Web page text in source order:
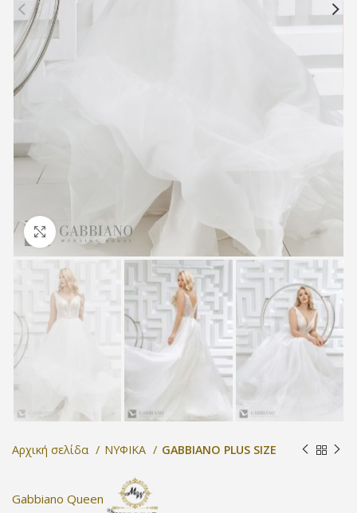
Προβολή
Αρχική σελίδα ΝΥΦΙΚΑ GABBIANO PLUS SIZE
Gabbiano Queen